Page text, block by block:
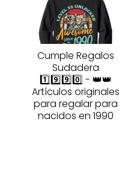
Cumple Regalos
Sudadera
1️⃣9️⃣9️⃣0️⃣ - 👑👑
Artículos originales
para regalar para
nacidos en 1990